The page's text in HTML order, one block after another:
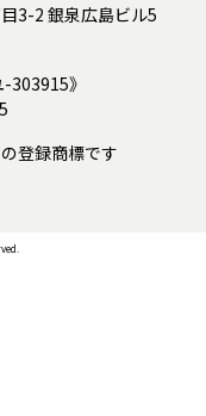
3-2 銀泉広島ビル5
》
登録商標です